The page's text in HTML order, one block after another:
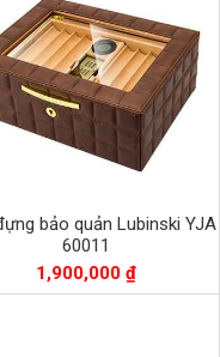
bảo quản Lubinski YJA
60011
1,900,000 ₫